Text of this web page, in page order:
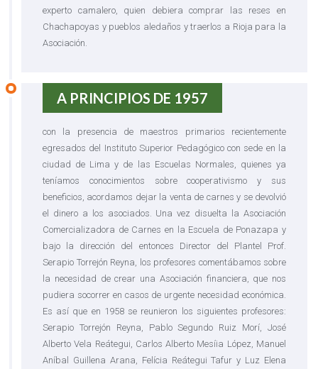
experto camalero, quien debiera comprar las reses en
Chachapoyas y pueblos aledaños y traerlos a Rioja para la
Asociación.
A PRINCIPIOS DE 1957
con la presencia de maestros primarios recientemente
egresados del Instituto Superior Pedagógico con sede en la
ciudad de Lima y de las Escuelas Normales, quienes ya
teníamos conocimientos sobre cooperativismo y sus
beneficios, acordamos dejar la venta de carnes y se devolvió
el dinero a los asociados. Una vez disuelta la Asociación
Comercializadora de Carnes en la Escuela de Ponazapa y
bajo la dirección del entonces Director del Plantel Prof.
Serapio Torrejón Reyna, los profesores comentábamos sobre
la necesidad de crear una Asociación financiera, que nos
pudiera socorrer en casos de urgente necesidad económica.
Es así que en 1958 se reunieron los siguientes profesores:
Serapio Torrejón Reyna, Pablo Segundo Ruiz Morí, José
Alberto Vela Reátegui, Carlos Alberto Mesíia López, Manuel
Aníbal Guillena Arana, Felícia Reátegui Tafur y Luz Elena